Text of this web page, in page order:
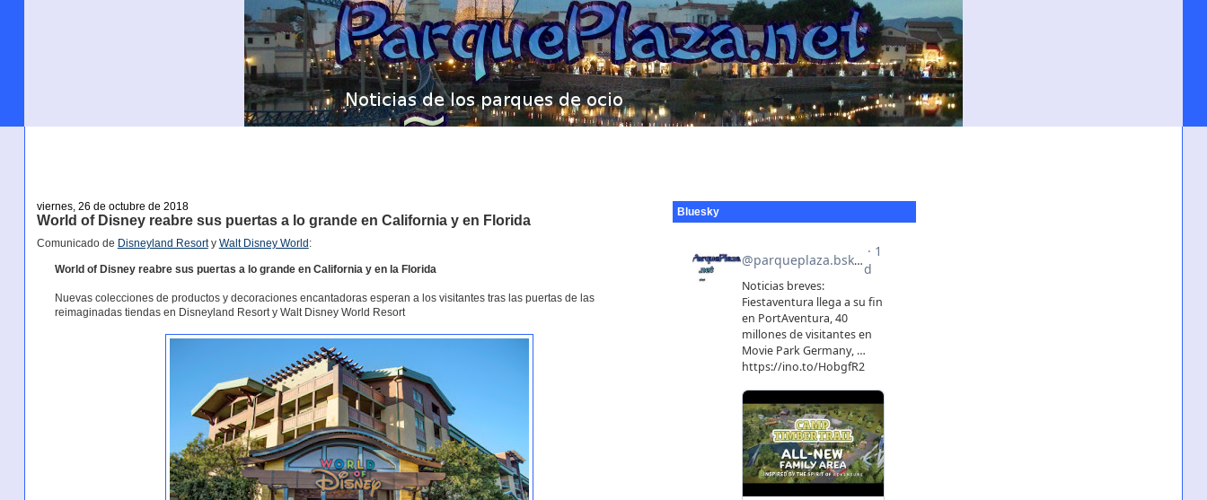
viernes, 26 de octubre de 2018
World of Disney reabre sus puertas a lo grande en California y en Florida
Comunicado de Disneyland Resorty Walt Disney World :
World of Disney reabre sus puertas a lo grande en California y en la Florida
Nuevas colecciones de productos y decoraciones encantadoras esperan a los visitantes tras las puertas de las
reimaginadas tiendas en Disneyland Resort y Walt Disney World Resort
Bluesky